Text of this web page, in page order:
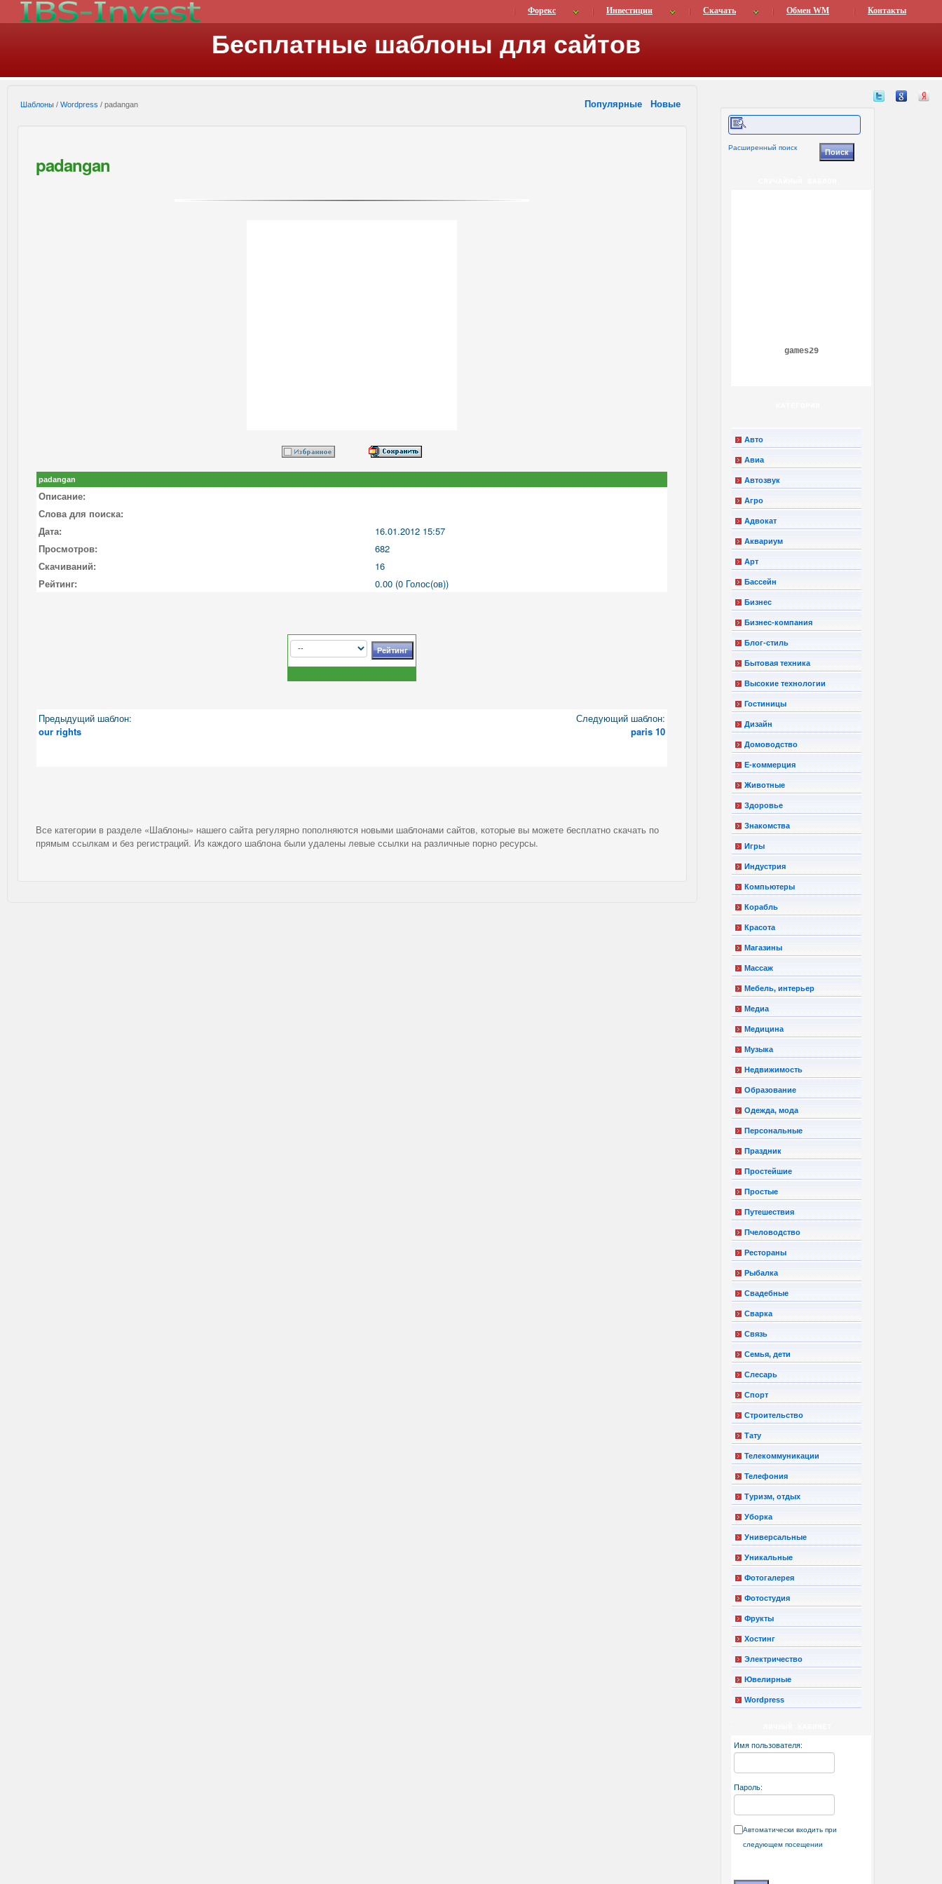
Форекс Инвестиции Скачать Обмен WM Контакты
Бесплатные шаблоны для сайтов
Шаблоны / Wordpress / padangan Популярные Новые
padangan
padangan
Описание:
Слова для поиска:
Дата:
16.01.2012 15:57
Просмотров:
682
Скачиваний:
16
Рейтинг:
0.00 (0 Голос(ов))
Предыдущий шаблон:
our rights
Следующий шаблон:
paris 10
Все категории в разделе «Шаблоны» нашего сайта регулярно пополняются новыми шаблонами сайтов, которые вы можете бесплатно скачать по
прямым ссылкам и без регистраций. Из каждого шаблона были удалены левые ссылки на различные порно ресурсы.
Расширенный поиск
games29
Авто
Авиа
Автозвук
Агро
Адвокат
Аквариум
Арт
Бассейн
Бизнес
Бизнес-компания
Блог-стиль
Бытовая техника
Высокие технологии
Гостиницы
Дизайн
Домоводство
Е-коммерция
Животные
Здоровье
Знакомства
Игры
Индустрия
Компьютеры
Корабль
Красота
Магазины
Массаж
Мебель, интерьер
Медиа
Медицина
Музыка
Недвижимость
Образование
Одежда, мода
Персональные
Праздник
Простейшие
Простые
Путешествия
Пчеловодство
Рестораны
Рыбалка
Свадебные
Сварка
Связь
Семья, дети
Слесарь
Спорт
Строительство
Тату
Телекоммуникации
Телефония
Туризм, отдых
Уборка
Универсальные
Уникальные
Фотогалерея
Фотостудия
Фрукты
Хостинг
Электричество
Ювелирные
Wordpress
Имя пользователя:
Пароль:
Автоматически входить при
следующем посещении